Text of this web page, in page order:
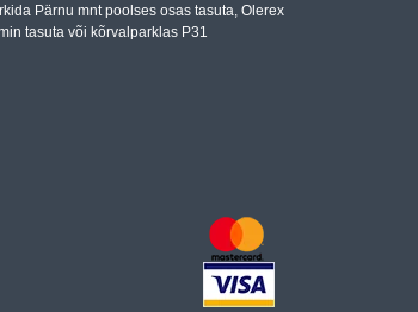
Pärnu mnt poolses osas tasuta, Olerex
tasuta või kõrvalparklas P31